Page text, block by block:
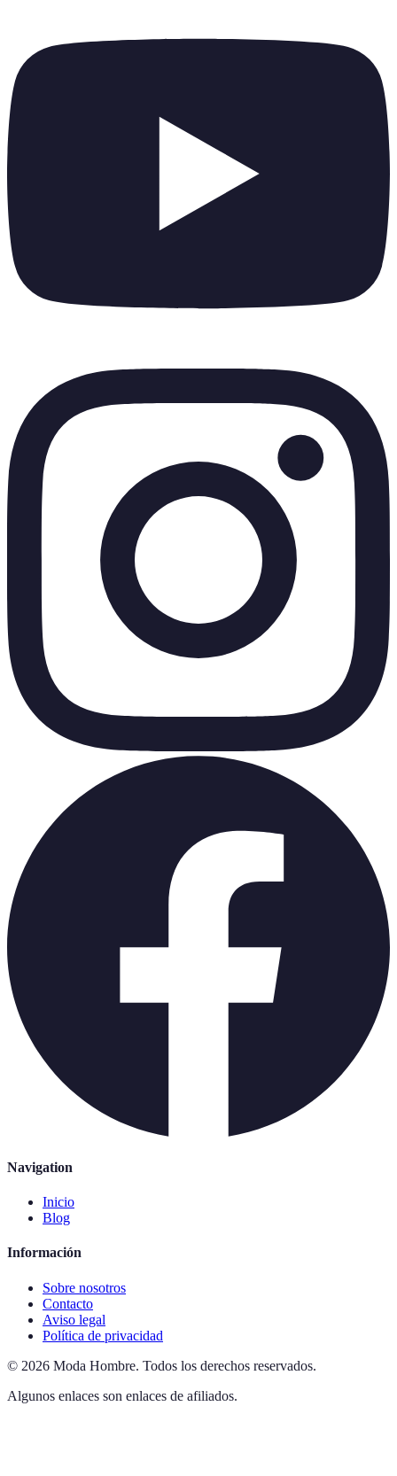
Navigation
Inicio
Blog
Información
Sobre nosotros
Contacto
Aviso legal
Política de privacidad
© 2026 Moda Hombre. Todos los derechos reservados.
Algunos enlaces son enlaces de afiliados.